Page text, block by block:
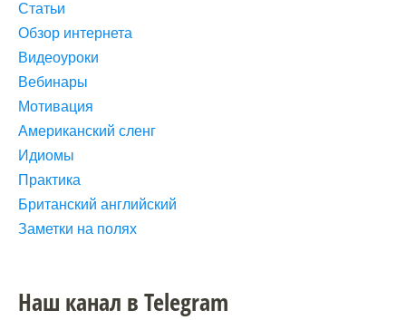
Статьи
Обзор интернета
Видеоуроки
Вебинары
Мотивация
Американский сленг
Идиомы
Практика
Британский английский
Заметки на полях
Наш канал в Telegram